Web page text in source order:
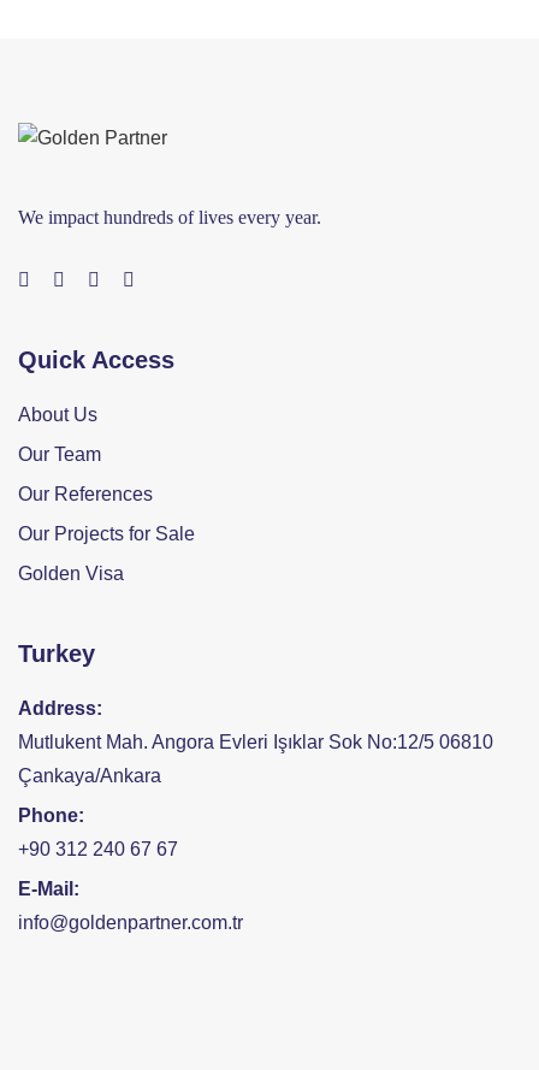
We impact hundreds of lives every year.
Quick Access
About Us
Our Team
Our References
Our Projects for Sale
Golden Visa
Turkey
Address:
Mutlukent Mah. Angora Evleri Işıklar Sok No:12/5 06810
Çankaya/Ankara
Phone:
+90 312 240 67 67
E-Mail:
info@goldenpartner.com.tr